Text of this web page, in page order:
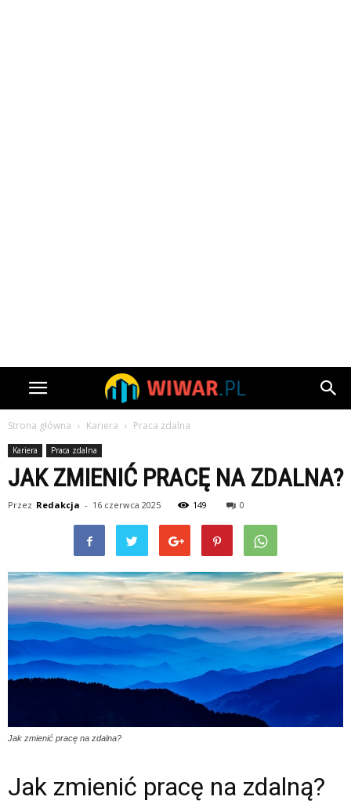
Strona główna Kariera Praca zdalna
Kariera Praca zdalna
JAK ZMIENIĆ PRACĘ NA ZDALNA?
Przez Redakcja - 16 czerwca 2025 149 0
Jak zmienić pracę na zdalna?
Jak zmienić pracę na zdalną?